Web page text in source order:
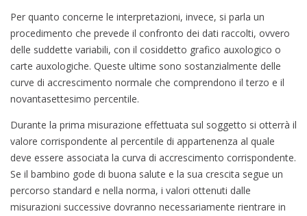
Per quanto concerne le interpretazioni, invece, si parla un
procedimento che prevede il confronto dei dati raccolti, ovvero
delle suddette variabili, con il cosiddetto grafico auxologico o
carte auxologiche. Queste ultime sono sostanzialmente delle
curve di accrescimento normale che comprendono il terzo e il
novantasettesimo percentile.
Durante la prima misurazione effettuata sul soggetto si otterrà il
valore corrispondente al percentile di appartenenza al quale
deve essere associata la curva di accrescimento corrispondente.
Se il bambino gode di buona salute e la sua crescita segue un
percorso standard e nella norma, i valori ottenuti dalle
misurazioni successive dovranno necessariamente rientrare in